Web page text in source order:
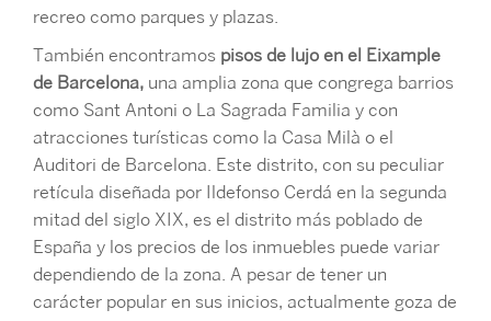
recreo como parques y plazas.
También encontramos pisos de lujo en el Eixample
de Barcelona, una amplia zona que congrega barrios
como Sant Antoni o La Sagrada Familia y con
atracciones turísticas como la Casa Milà o el
Auditori de Barcelona. Este distrito, con su peculiar
retícula diseñada por Ildefonso Cerdá en la segunda
mitad del siglo XIX, es el distrito más poblado de
España y los precios de los inmuebles puede variar
dependiendo de la zona. A pesar de tener un
carácter popular en sus inicios, actualmente goza de